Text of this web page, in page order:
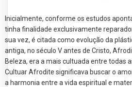
Inicialmente, conforme os estudos
tinha finalidade exclusivamente
sua vez, é citada como evolução da
antiga, no século V antes de Cristo,
Beleza, era a mais cultuada entre todas
Cultuar Afrodite significava buscar o
a harmonia entre a vida espiritual e